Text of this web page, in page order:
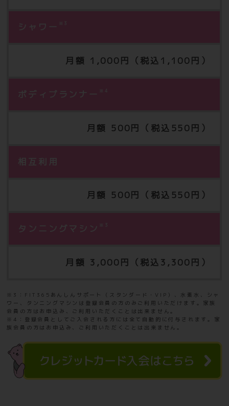
シャワー ※3
月額 1,000円（税込1,100円）
ボディプランナー ※4
月額 500円（税込550円）
相互利用
月額 500円（税込550円）
タンニングマシン ※3
月額 3,000円（税込3,300円）
※3：FIT365あんしんサポート（スタンダード・VIP）、水素水、シャ
ワー、タンニングマシンは登録会員の方のみご利用いただけます。家族
会員の方はお申込み、ご利用いただくことは出来ません。
※4：登録会員としてご入会される方には全て自動的に付与されます。家
族会員の方はお申込み、ご利用いただくことは出来ません。